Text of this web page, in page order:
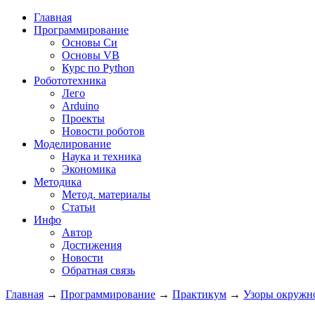
Главная
Программирование
Основы Си
Основы VB
Курс по Python
Робототехника
Лего
Arduino
Проекты
Новости роботов
Моделирование
Наука и техника
Экономика
Методика
Метод. материалы
Статьи
Инфо
Автор
Достижения
Новости
Обратная связь
Главная → Программирование → Практикум → Узоры